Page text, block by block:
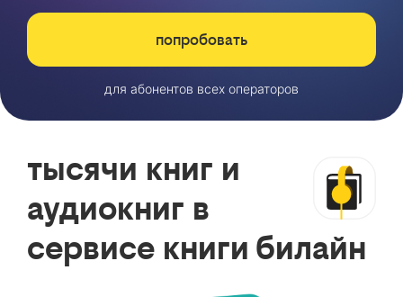
попробовать
для абонентов всех операторов
тысячи книг и
аудиокниг в
сервисе книги билайн